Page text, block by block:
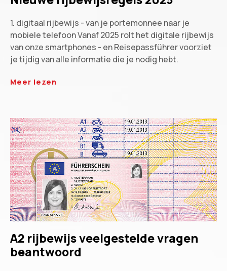
1. digitaal rijbewijs - van je portemonnee naar je
mobiele telefoon Vanaf 2025 rolt het digitale rijbewijs
van onze smartphones - en Reisepassführer voorziet
je tijdig van alle informatie die je nodig hebt.
Meer lezen
A2 rijbewijs veelgestelde vragen
beantwoord